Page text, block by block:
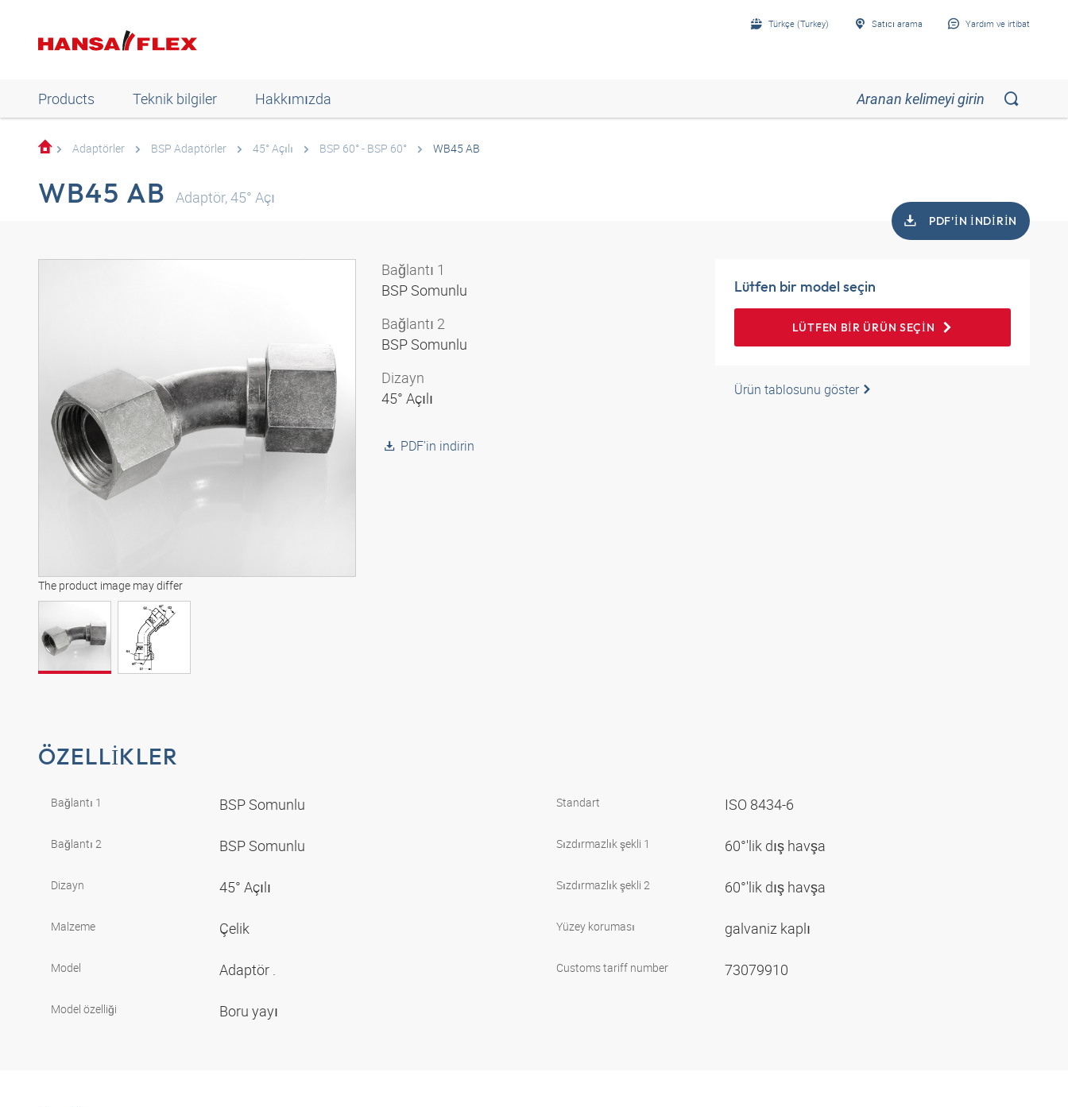
Türkçe (Turkey) Satıcı arama Yardım ve irtibat
Products Teknik bilgiler Hakkımızda
Adaptörler BSP Adaptörler 45° Açılı BSP 60° - BSP 60° WB45 AB
WB45 AB Adaptör, 45° Açı
PDF'IN INDIRIN
The product image may differ
Bağlantı 1
BSP Somunlu
Bağlantı 2
BSP Somunlu
Dizayn
45° Açılı
PDF'in indirin
Lütfen bir model seçin
LÜTFEN BIR ÜRÜN SEÇIN
Ürün tablosunu göster
ÖZELLIKLER
Bağlantı 1 BSP Somunlu
Bağlantı 2 BSP Somunlu
Dizayn 45° Açılı
Malzeme Çelik
Model Adaptör .
Model özelliği Boru yayı
Standart ISO 8434-6
Sızdırmazlık şekli 1 60°'lik dış havşa
Sızdırmazlık şekli 2 60°'lik dış havşa
Yüzey koruması galvaniz kaplı
Customs tariff number 73079910